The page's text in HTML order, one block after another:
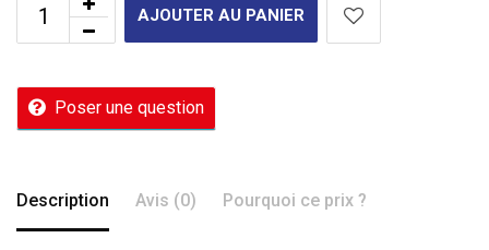
AJOUTER AU PANIER
Poser une question
Description Avis (0) Pourquoi ce prix ?